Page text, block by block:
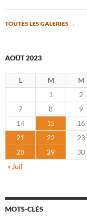
TOUTES LES GALERIES →
AOÛT 2023
L M M
1
2
7
8 9
14
15 16
21
22 23
28
29 30
« Juil
MOTS-CLÉS